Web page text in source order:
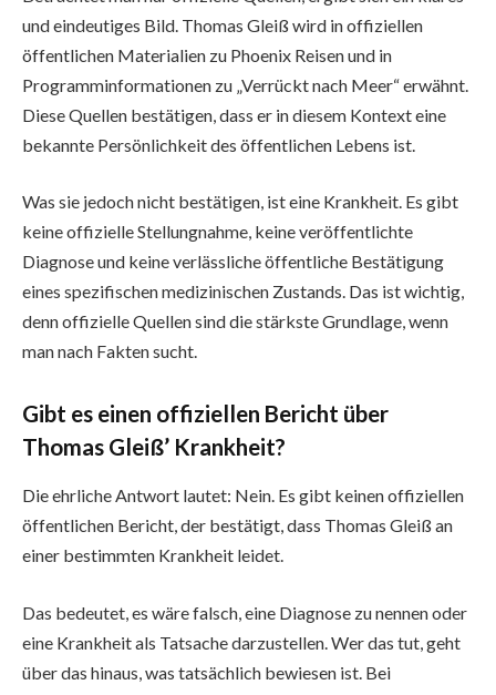
und eindeutiges Bild. Thomas Gleiß wird in offiziellen
öffentlichen Materialien zu Phoenix Reisen und in
Programminformationen zu „Verrückt nach Meer“ erwähnt.
Diese Quellen bestätigen, dass er in diesem Kontext eine
bekannte Persönlichkeit des öffentlichen Lebens ist.
Was sie jedoch nicht bestätigen, ist eine Krankheit. Es gibt
keine offizielle Stellungnahme, keine veröffentlichte
Diagnose und keine verlässliche öffentliche Bestätigung
eines spezifischen medizinischen Zustands. Das ist wichtig,
denn offizielle Quellen sind die stärkste Grundlage, wenn
man nach Fakten sucht.
Gibt es einen offiziellen Bericht über
Thomas Gleiß’ Krankheit?
Die ehrliche Antwort lautet: Nein. Es gibt keinen offiziellen
öffentlichen Bericht, der bestätigt, dass Thomas Gleiß an
einer bestimmten Krankheit leidet.
Das bedeutet, es wäre falsch, eine Diagnose zu nennen oder
eine Krankheit als Tatsache darzustellen. Wer das tut, geht
über das hinaus, was tatsächlich bewiesen ist. Bei